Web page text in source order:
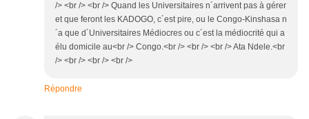
/> <br /> <br /> Quand les Universitaires n´arrivent pas à gérer
et que feront les KADOGO, c´est pire, ou le Congo-Kinshasa n
´a que d´Universitaires Médiocres ou c´est la médiocrité qui a
élu domicile au<br /> Congo.<br /> <br /> <br /> Ata Ndele.<br
/> <br /> <br /> <br />
Répondre